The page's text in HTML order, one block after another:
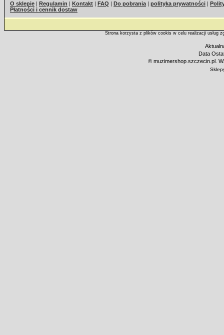
O sklepie | Regulamin | Kontakt | FAQ | Do pobrania | polityka prywatności |
Płatności i cennik dostaw
Strona korzysta z plików cookis w celu realizacji usług
Data
© muzimershop.szczecin.pl.